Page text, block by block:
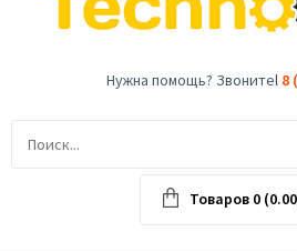
Нужна помощь? Звонитеl 8
Товаров 0